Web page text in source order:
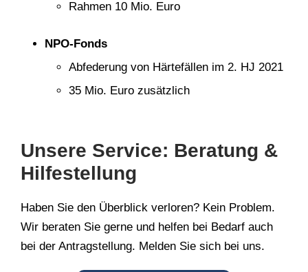
Rahmen 10 Mio. Euro
NPO-Fonds
Abfederung von Härtefällen im 2. HJ 2021
35 Mio. Euro zusätzlich
Unsere Service: Beratung &
Hilfestellung
Haben Sie den Überblick verloren? Kein Problem.
Wir beraten Sie gerne und helfen bei Bedarf auch
bei der Antragstellung. Melden Sie sich bei uns.